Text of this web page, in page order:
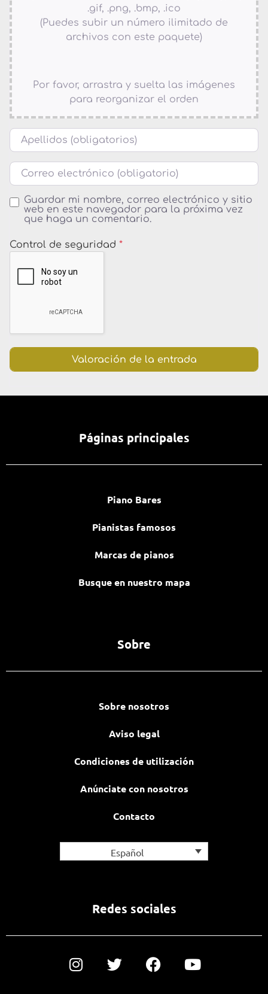
.gif, .png, .bmp, .ico
(Puedes subir un número ilimitado de
archivos con este paquete)
Por favor, arrastra y suelta las imágenes
para reorganizar el orden
Nombre
Correo electrónico
Guardar mi nombre, correo electrónico y sitio
web en este navegador para la próxima vez
que haga un comentario.
Control de seguridad *
Páginas principales
Piano Bares
Pianistas famosos
Marcas de pianos
Busque en nuestro mapa
Sobre
Sobre nosotros
Aviso legal
Condiciones de utilización
Anúnciate con nosotros
Contacto
Español
Redes sociales